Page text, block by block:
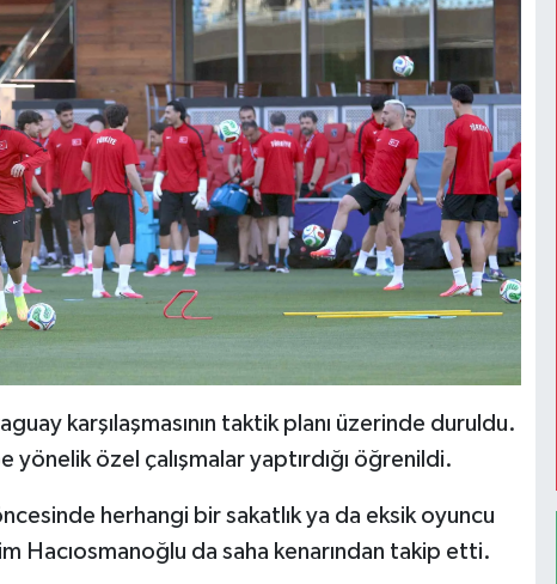
karşılaşmasının taktik planı üzerinde duruldu.
yönelik özel çalışmalar yaptırdığı öğrenildi.
herhangi bir sakatlık ya da eksik oyuncu
Hacıosmanoğlu da saha kenarından takip etti.